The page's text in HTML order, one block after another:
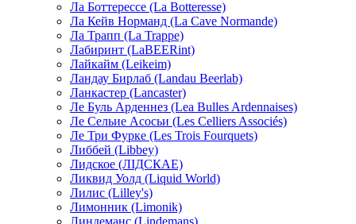
Ла Боттерессе (La Botteresse)
Ла Кейв Норманд (La Cave Normande)
Ла Трапп (La Trappe)
Лабиринт (LaBEERint)
Лайкайм (Leikeim)
Ландау Бирлаб (Landau Beerlab)
Ланкастер (Lancaster)
Ле Буль Арденнез (Lea Bulles Ardennaises)
Ле Сельие Асосьи (Les Celliers Associés)
Ле Три Фурке (Les Trois Fourquets)
Либбей (Libbey)
Лидское (ЛIДСКАЕ)
Ликвид Уолд (Liquid World)
Лилис (Lilley's)
Лимонник (Limonik)
Линдеманс (Lindemans)